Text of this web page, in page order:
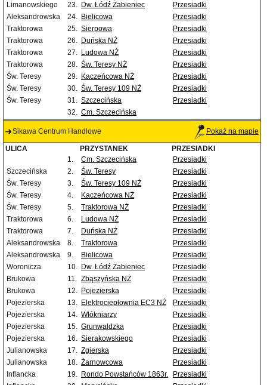
Limanowskiego
23. Dw. Łódź Żabieniec
Przesiadki
Aleksandrowska
24. Bielicowa
Przesiadki
Traktorowa
25. Sierpowa
Przesiadki
Traktorowa
26. Duńska NŻ
Przesiadki
Traktorowa
27. Ludowa NŻ
Przesiadki
Traktorowa
28. Św. Teresy NŻ
Przesiadki
Św. Teresy
29. Kaczeńcowa NŻ
Przesiadki
Św. Teresy
30. Św. Teresy 109 NŻ
Przesiadki
Św. Teresy
31. Szczecińska
Przesiadki
32. Cm. Szczecińska
Sikawa Centrum Handlowe Pokaż na mapie
ULICA PRZYSTANEK
PRZESIADKI
1.
Cm. Szczecińska
Przesiadki
Szczecińska
2. Św. Teresy
Przesiadki
Św. Teresy
3. Św. Teresy 109 NŻ
Przesiadki
Św. Teresy
4. Kaczeńcowa NŻ
Przesiadki
Św. Teresy
5. Traktorowa NŻ
Przesiadki
Traktorowa
6. Ludowa NŻ
Przesiadki
Traktorowa
7. Duńska NŻ
Przesiadki
Aleksandrowska
8. Traktorowa
Przesiadki
Aleksandrowska
9. Bielicowa
Przesiadki
Woronicza
10. Dw. Łódź Żabieniec
Przesiadki
Brukowa
11. Zbąszyńska NŻ
Przesiadki
Brukowa
12. Pojezierska
Przesiadki
Pojezierska
13. Elektrociepłownia EC3 NŻ
Przesiadki
Pojezierska
14. Włókniarzy
Przesiadki
Pojezierska
15. Grunwaldzka
Przesiadki
Pojezierska
16. Sierakowskiego
Przesiadki
Julianowska
17. Zgierska
Przesiadki
Julianowska
18. Żarnowcowa
Przesiadki
Inflancka
19. Rondo Powstańców 1863r.
Przesiadki